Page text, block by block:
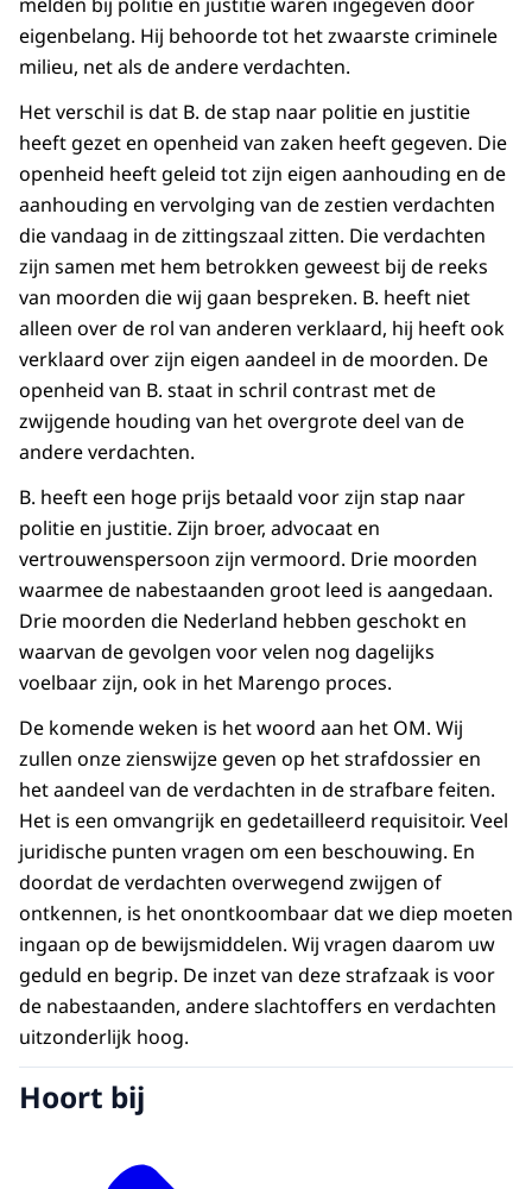
melden bij politie en justitie waren ingegeven door
eigenbelang. Hij behoorde tot het zwaarste criminele
milieu, net als de andere verdachten.
Het verschil is dat B. de stap naar politie en justitie
heeft gezet en openheid van zaken heeft gegeven. Die
openheid heeft geleid tot zijn eigen aanhouding en de
aanhouding en vervolging van de zestien verdachten
die vandaag in de zittingszaal zitten. Die verdachten
zijn samen met hem betrokken geweest bij de reeks
van moorden die wij gaan bespreken. B. heeft niet
alleen over de rol van anderen verklaard, hij heeft ook
verklaard over zijn eigen aandeel in de moorden. De
openheid van B. staat in schril contrast met de
zwijgende houding van het overgrote deel van de
andere verdachten.
B. heeft een hoge prijs betaald voor zijn stap naar
politie en justitie. Zijn broer, advocaat en
vertrouwenspersoon zijn vermoord. Drie moorden
waarmee de nabestaanden groot leed is aangedaan.
Drie moorden die Nederland hebben geschokt en
waarvan de gevolgen voor velen nog dagelijks
voelbaar zijn, ook in het Marengo proces.
De komende weken is het woord aan het OM. Wij
zullen onze zienswijze geven op het strafdossier en
het aandeel van de verdachten in de strafbare feiten.
Het is een omvangrijk en gedetailleerd requisitoir. Veel
juridische punten vragen om een beschouwing. En
doordat de verdachten overwegend zwijgen of
ontkennen, is het onontkoombaar dat we diep moeten
ingaan op de bewijsmiddelen. Wij vragen daarom uw
geduld en begrip. De inzet van deze strafzaak is voor
de nabestaanden, andere slachtoffers en verdachten
uitzonderlijk hoog.
Hoort bij